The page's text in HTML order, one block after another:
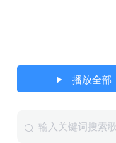
播放全部